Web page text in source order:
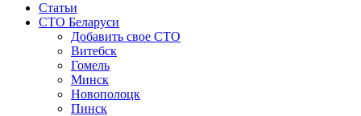
Статьи
СТО Беларуси
Добавить свое СТО
Витебск
Гомель
Минск
Новополоцк
Пинск